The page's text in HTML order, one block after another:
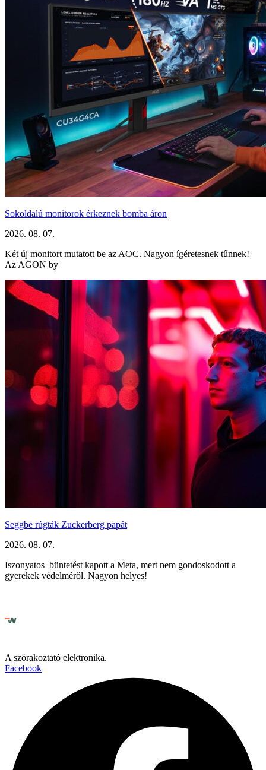
Sokoldalú monitorok érkeznek bomba áron
2026. 08. 07.
Két új monitort mutatott be az AOC. Nagyon ígéretesnek tűnnek!
Az AGON by
Seggbe rúgták Zuckerberg papát
2026. 08. 07.
Iszonyatos büntetést kapott a Meta, mert nem gondoskodott a
gyerekek védelméről. Nagyon helyes!
A szórakoztató elektronika.
Facebook